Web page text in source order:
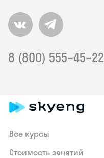
8 (800) 555–45–22
Все курсы
Стоимость занятий